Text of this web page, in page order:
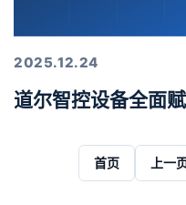
2025.12.24
道尔智控设备全面
首页 上一